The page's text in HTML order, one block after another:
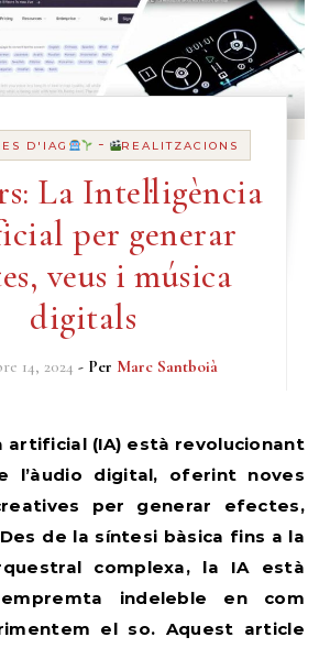
D'IAG - REALITZACIONS
La Intel·ligència
per generar
veus i música
digitals
14, 2024 - Per Marc Santboià
l’àudio digital, oferint noves
per generar efectes,
de la síntesi bàsica fins a la
complexa, la IA està
indeleble en com
el so. Aquest article